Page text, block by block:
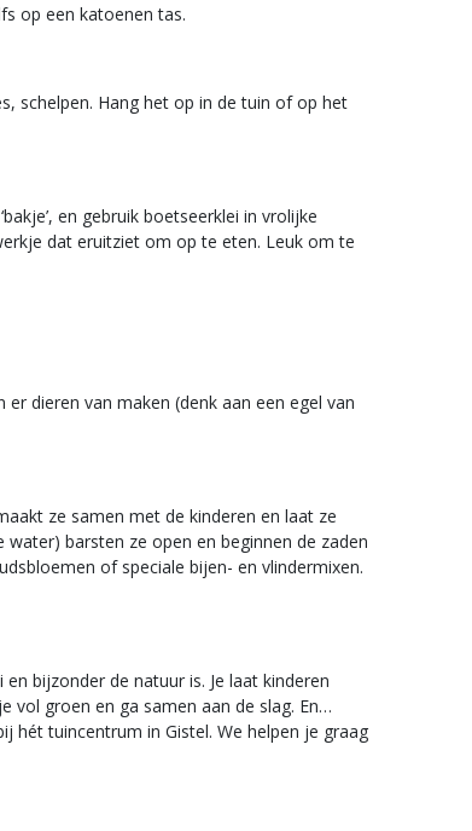
op een katoenen tas.
schelpen. Hang het op in de tuin of op het
en gebruik boetseerklei in vrolijke
dat eruitziet om op te eten. Leuk om te
dieren van maken (denk aan een egel van
ze samen met de kinderen en laat ze
barsten ze open en beginnen de zaden
of speciale bijen- en vlindermixen.
bijzonder de natuur is. Je laat kinderen
vol groen en ga samen aan de slag. En…
hét tuincentrum in Gistel. We helpen je graag